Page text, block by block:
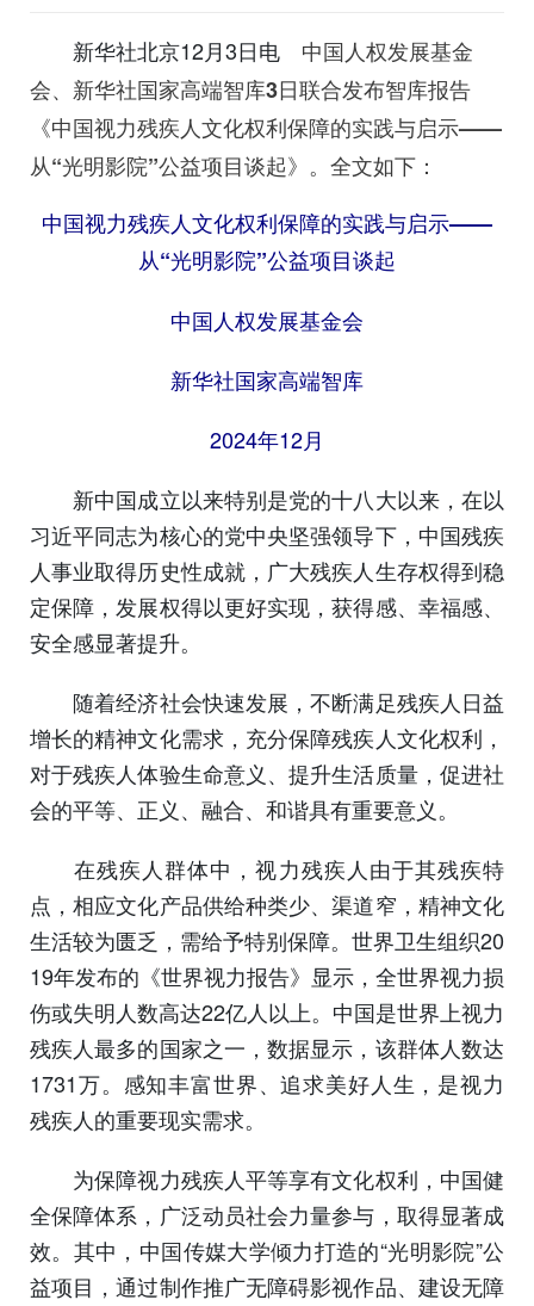
新华社北京12月3日电 中国人权发展基金
会、新华社国家高端智库3日联合发布智库报告
《中国视力残疾人文化权利保障的实践与启示——
从“光明影院”公益项目谈起》。全文如下：
中国视力残疾人文化权利保障的实践与启示——
从“光明影院”公益项目谈起
中国人权发展基金会
新华社国家高端智库
2024年12月
新中国成立以来特别是党的十八大以来，在以
习近平同志为核心的党中央坚强领导下，中国残疾
人事业取得历史性成就，广大残疾人生存权得到稳
定保障，发展权得以更好实现，获得感、幸福感、
安全感显著提升。
随着经济社会快速发展，不断满足残疾人日益
增长的精神文化需求，充分保障残疾人文化权利，
对于残疾人体验生命意义、提升生活质量，促进社
会的平等、正义、融合、和谐具有重要意义。
在残疾人群体中，视力残疾人由于其残疾特
点，相应文化产品供给种类少、渠道窄，精神文化
生活较为匮乏，需给予特别保障。世界卫生组织20
19年发布的《世界视力报告》显示，全世界视力损
伤或失明人数高达22亿人以上。中国是世界上视力
残疾人最多的国家之一，数据显示，该群体人数达
1731万。感知丰富世界、追求美好人生，是视力
残疾人的重要现实需求。
为保障视力残疾人平等享有文化权利，中国健
全保障体系，广泛动员社会力量参与，取得显著成
效。其中，中国传媒大学倾力打造的“光明影院”公
益项目，通过制作推广无障碍影视作品、建设无障